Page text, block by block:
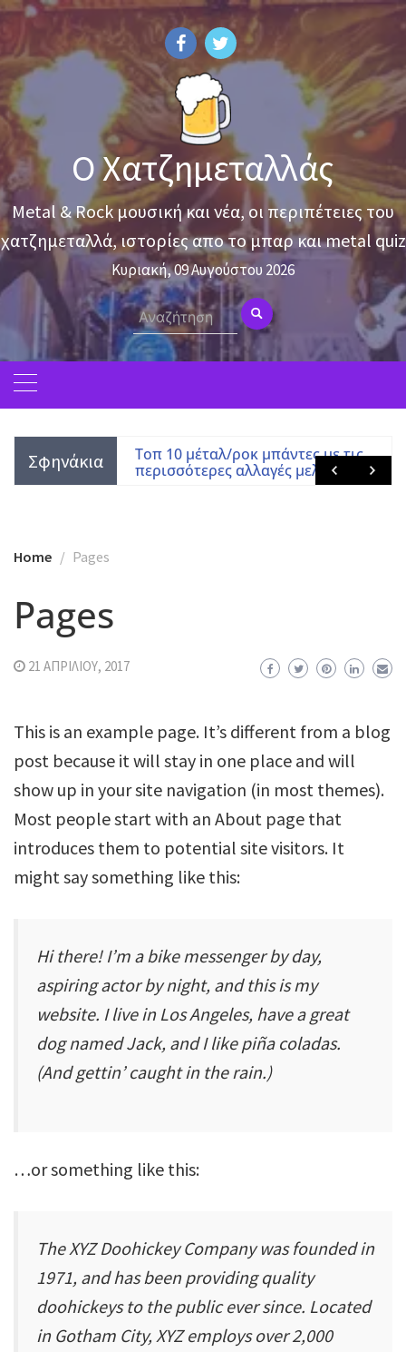
Skip
content
Ο Χατζημεταλλάς
Metal & Rock μουσική και νέα, οι περιπέτειες του
χατζημεταλλά, ιστορίες απο το μπαρ και metal quiz
Κυριακή, 09 Αυγούστου 2026
Search
for:
Σφηνάκια
Τοπ 10 μέταλ/ροκ μπάντες με τις
περισσότερες αλλαγές μελών
Home Pages
Pages
21 ΑΠΡΙΛΊΟΥ, 2017
This is an example page. It’s different from a blog
post because it will stay in one place and will
show up in your site navigation (in most themes).
Most people start with an About page that
introduces them to potential site visitors. It
might say something like this:
Hi there! I’m a bike messenger by day,
aspiring actor by night, and this is my
website. I live in Los Angeles, have a great
dog named Jack, and I like piña coladas.
(And gettin’ caught in the rain.)
…or something like this:
The XYZ Doohickey Company was founded in
1971, and has been providing quality
doohickeys to the public ever since. Located
in Gotham City, XYZ employs over 2,000